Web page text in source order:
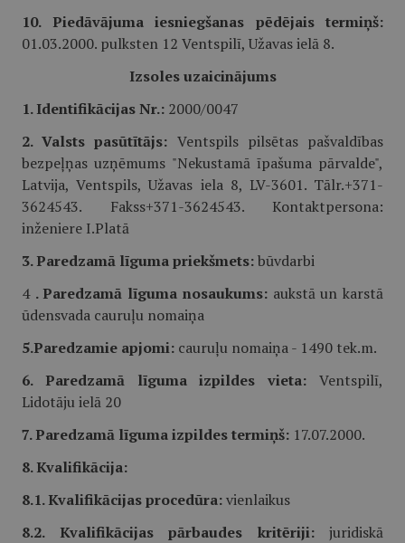
10. Piedāvājuma iesniegšanas pēdējais termiņš:
01.03.2000. pulksten 12 Ventspilī, Užavas ielā 8.
Izsoles uzaicinājums
1. Identifikācijas Nr.: 2000/0047
2. Valsts pasūtītājs: Ventspils pilsētas pašvaldības
bezpeļņas uzņēmums "Nekustamā īpašuma pārvalde",
Latvija, Ventspils, Užavas iela 8, LV-3601. Tālr.+371-
3624543. Fakss+371-3624543. Kontaktpersona:
inženiere I.Platā
3. Paredzamā līguma priekšmets:būvdarbi
4 . Paredzamā līguma nosaukums:aukstā un karstā
ūdensvada cauruļu nomaiņa
5.Paredzamie apjomi: cauruļu nomaiņa - 1490 tek.m.
6. Paredzamā līguma izpildes vieta: Ventspilī,
Lidotāju ielā 20
7. Paredzamā līguma izpildes termiņš: 17.07.2000.
8. Kvalifikācija:
8.1. Kvalifikācijas procedūra:vienlaikus
8.2. Kvalifikācijas pārbaudes kritēriji:juridiskā